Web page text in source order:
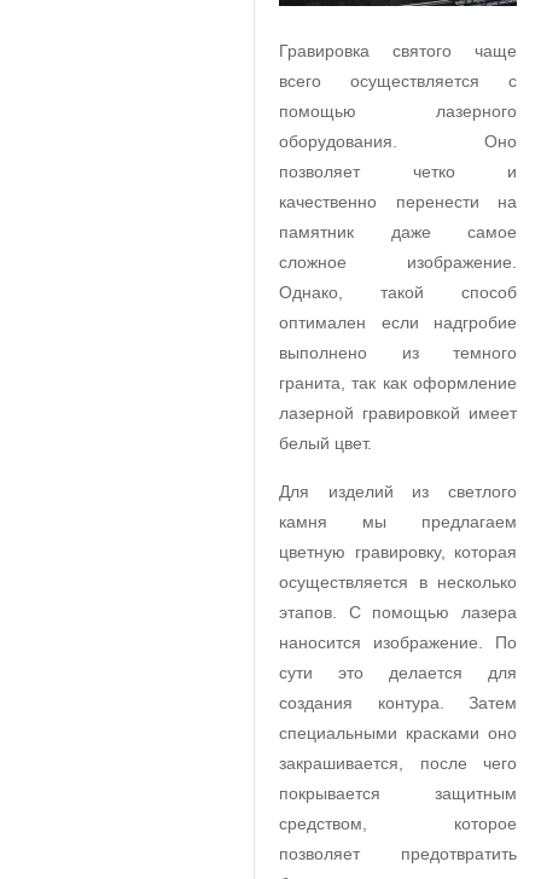
Гравировка святого чаще
всего осуществляется с
помощью лазерного
оборудования. Оно
позволяет четко и
качественно перенести на
памятник даже самое
сложное изображение.
Однако, такой способ
оптимален если надгробие
выполнено из темного
гранита, так как оформление
лазерной гравировкой имеет
белый цвет.
Для изделий из светлого
камня мы предлагаем
цветную гравировку, которая
осуществляется в несколько
этапов. С помощью лазера
наносится изображение. По
сути это делается для
создания контура. Затем
специальными красками оно
закрашивается, после чего
покрывается защитным
средством, которое
позволяет предотвратить